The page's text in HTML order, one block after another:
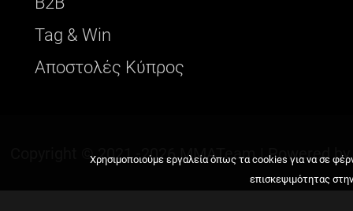
Tag & Win
Αποστολές Κύπρος
Copyright © 2021-2026 MMATeam |Powered
Χρησιμοποιούμε εργαλεία όπως τα cookies για να σε
επισκεψιμότητας